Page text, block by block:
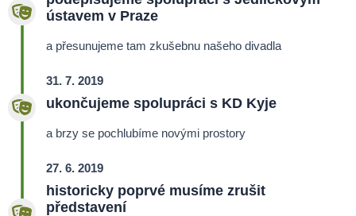
ústavem v Praze
a přesunujeme tam zkušebnu našeho divadla
31. 7. 2019
ukončujeme spolupráci s KD Kyje
a brzy se pochlubíme novými prostory
27. 6. 2019
historicky poprvé musíme zrušit
představení